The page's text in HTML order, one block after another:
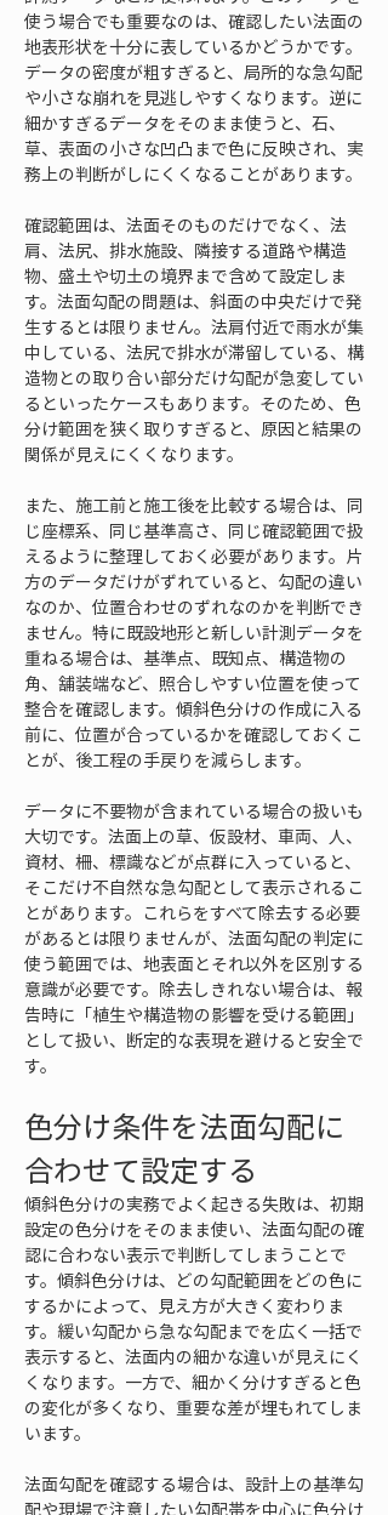
使う場合でも重要なのは、確認したい法面の
地表形状を十分に表しているかどうかです。
データの密度が粗すぎると、局所的な急勾配
や小さな崩れを見逃しやすくなります。逆に
細かすぎるデータをそのまま使うと、石、
草、表面の小さな凹凸まで色に反映され、実
務上の判断がしにくくなることがあります。
確認範囲は、法面そのものだけでなく、法
肩、法尻、排水施設、隣接する道路や構造
物、盛土や切土の境界まで含めて設定しま
す。法面勾配の問題は、斜面の中央だけで発
生するとは限りません。法肩付近で雨水が集
中している、法尻で排水が滞留している、構
造物との取り合い部分だけ勾配が急変してい
るといったケースもあります。そのため、色
分け範囲を狭く取りすぎると、原因と結果の
関係が見えにくくなります。
また、施工前と施工後を比較する場合は、同
じ座標系、同じ基準高さ、同じ確認範囲で扱
えるように整理しておく必要があります。片
方のデータだけがずれていると、勾配の違い
なのか、位置合わせのずれなのかを判断でき
ません。特に既設地形と新しい計測データを
重ねる場合は、基準点、既知点、構造物の
角、舗装端など、照合しやすい位置を使って
整合を確認します。傾斜色分けの作成に入る
前に、位置が合っているかを確認しておくこ
とが、後工程の手戻りを減らします。
データに不要物が含まれている場合の扱いも
大切です。法面上の草、仮設材、車両、人、
資材、柵、標識などが点群に入っていると、
そこだけ不自然な急勾配として表示されるこ
とがあります。これらをすべて除去する必要
があるとは限りませんが、法面勾配の判定に
使う範囲では、地表面とそれ以外を区別する
意識が必要です。除去しきれない場合は、報
告時に「植生や構造物の影響を受ける範囲」
として扱い、断定的な表現を避けると安全で
す。
色分け条件を法面勾配に
合わせて設定する
傾斜色分けの実務でよく起きる失敗は、初期
設定の色分けをそのまま使い、法面勾配の確
認に合わない表示で判断してしまうことで
す。傾斜色分けは、どの勾配範囲をどの色に
するかによって、見え方が大きく変わりま
す。緩い勾配から急な勾配までを広く一括で
表示すると、法面内の細かな違いが見えにく
くなります。一方で、細かく分けすぎると色
の変化が多くなり、重要な差が埋もれてしま
います。
法面勾配を確認する場合は、設計上の基準勾
配や現場で注意したい勾配帯を中心に色分け